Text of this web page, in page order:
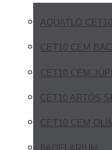
AQUATLÓ
CET10 CEM
CET10 CEM
CET10 ARTÓS
CET10 CEM